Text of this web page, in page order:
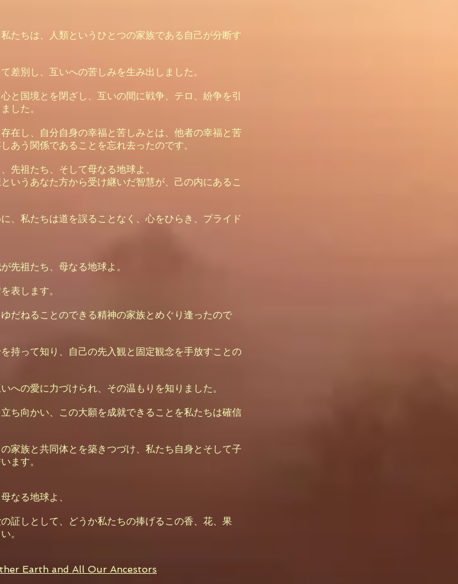
たちは、人類というひとつの家族である自己が分断す
差別し、互いへの苦しみを生み出しました。
と国境とを閉ざし、互いの間に戦争、テロ、紛争を引
した。
在し、自分自身の幸福と苦しみとは、他者の幸福と苦
あう関係であることを忘れ去ったのです。
先祖たち、そして母なる地球よ、
いうあなた方から受け継いだ智慧が、己の内にあるこ
、私たちは道を誤ることなく、心をひらき、プライド
先祖たち、母なる地球よ。
表します。
だねることのできる精神の家族とめぐり逢ったので
持って知り、自己の先入観と固定観念を手放すことの
への愛に力づけられ、その温もりを知りました。
ち向かい、この大願を成就できることを私たちは確信
家族と共同体とを築きつづけ、私たち自身とそして子
ます。
なる地球よ、
証しとして、どうか私たちの捧げるこの香、花、果
。
Earth and All Our Ancestors